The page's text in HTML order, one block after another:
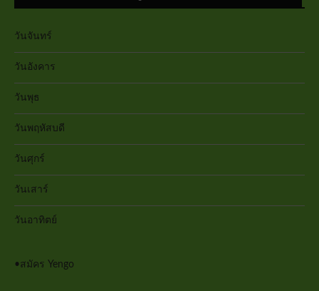
วันจันทร์
วันอังคาร
วันพุธ
วันพฤหัสบดี
วันศุกร์
วันเสาร์
วันอาทิตย์
•สมัคร Yengo